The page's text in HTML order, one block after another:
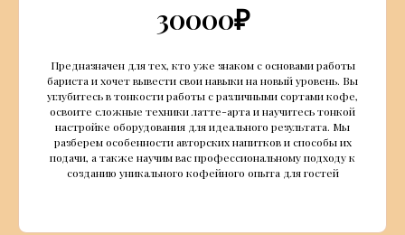
30000₽
Предназначен для тех, кто уже знаком с основами работы
бариста и хочет вывести свои навыки на новый уровень. Вы
углубитесь в тонкости работы с различными сортами кофе,
освоите сложные техники латте-арта и научитесь тонкой
настройке оборудования для идеального результата. Мы
разберем особенности авторских напитков и способы их
подачи, а также научим вас профессиональному подходу к
созданию уникального кофейного опыта для гостей